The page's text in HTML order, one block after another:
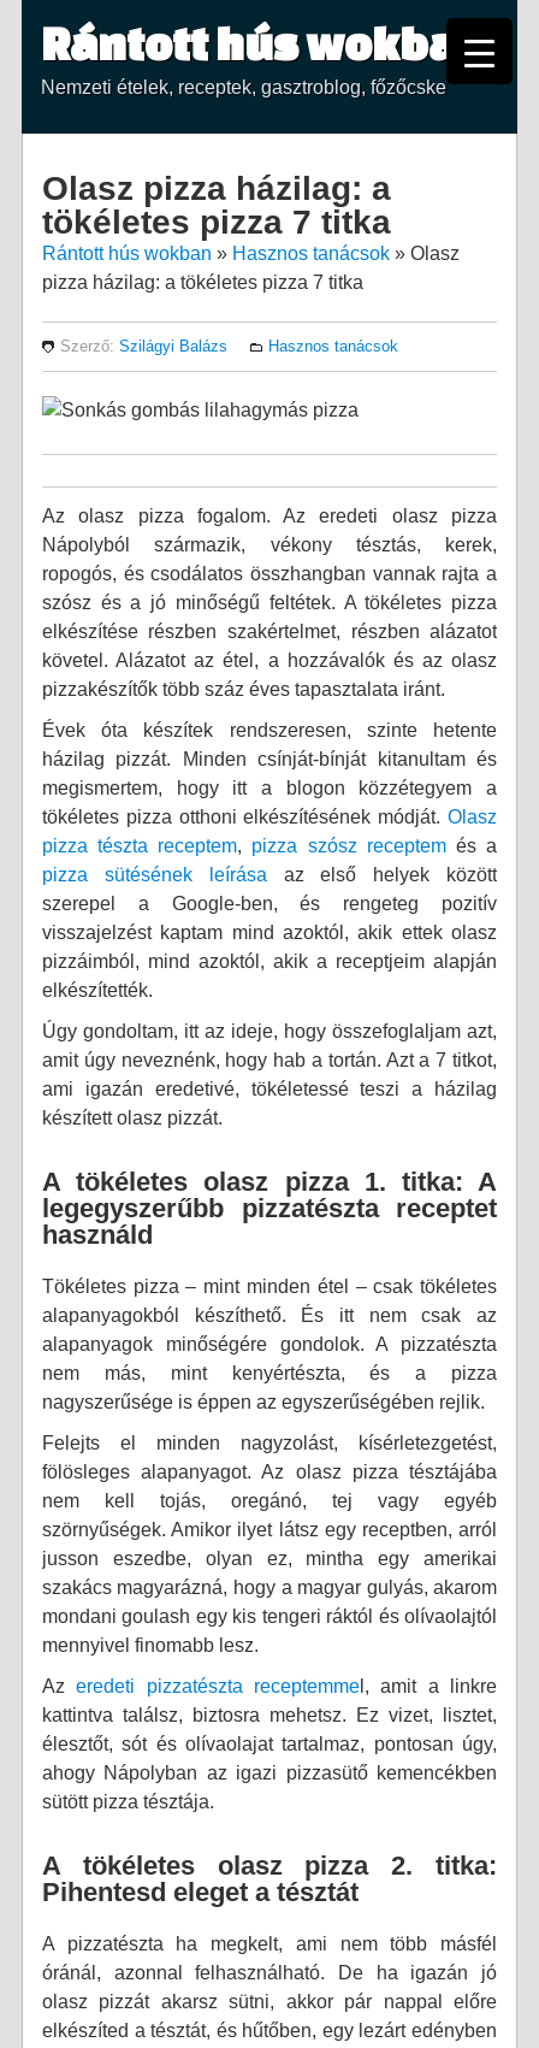
Rántott hús wokban
Nemzeti ételek, receptek, gasztroblog, főzőcske
Olasz pizza házilag: a
tökéletes pizza 7 titka
Rántott hús wokban » Hasznos tanácsok» Olasz
pizza házilag: a tökéletes pizza 7 titka
Szerző: Szilágyi Balázs Hasznos tanácsok
Az olasz pizza fogalom. Az eredeti olasz pizza
Nápolyból származik, vékony tésztás, kerek,
ropogós, és csodálatos összhangban vannak rajta a
szósz és a jó minőségű feltétek. A tökéletes pizza
elkészítése részben szakértelmet, részben alázatot
követel. Alázatot az étel, a hozzávalók és az olasz
pizzakészítők több száz éves tapasztalata iránt.
Évek óta készítek rendszeresen, szinte hetente
házilag pizzát. Minden csínját-bínját kitanultam és
megismertem, hogy itt a blogon közzétegyem a
tökéletes pizza otthoni elkészítésének módját.Olasz
pizza tészta receptem, pizza szósz receptemés a
pizza sütésének leírása az első helyek között
szerepel a Google-ben, és rengeteg pozitív
visszajelzést kaptam mind azoktól, akik ettek olasz
pizzáimból, mind azoktól, akik a receptjeim alapján
elkészítették.
Úgy gondoltam, itt az ideje, hogy összefoglaljam azt,
amit úgy neveznénk, hogy hab a tortán. Azt a 7 titkot,
ami igazán eredetivé, tökéletessé teszi a házilag
készített olasz pizzát.
A tökéletes olasz pizza 1. titka: A
legegyszerűbb pizzatészta receptet
használd
Tökéletes pizza – mint minden étel – csak tökéletes
alapanyagokból készíthető. És itt nem csak az
alapanyagok minőségére gondolok. A pizzatészta
nem más, mint kenyértészta, és a pizza
nagyszerűsége is éppen az egyszerűségében rejlik.
Felejts el minden nagyzolást, kísérletezgetést,
fölösleges alapanyagot. Az olasz pizza tésztájába
nem kell tojás, oregánó, tej vagy egyéb
szörnyűségek. Amikor ilyet látsz egy receptben, arról
jusson eszedbe, olyan ez, mintha egy amerikai
szakács magyarázná, hogy a magyar gulyás, akarom
mondani goulash egy kis tengeri ráktól és olívaolajtól
mennyivel finomabb lesz.
Azeredeti pizzatészta receptemme l, amit a linkre
kattintva találsz, biztosra mehetsz. Ez vizet, lisztet,
élesztőt, sót és olívaolajat tartalmaz, pontosan úgy,
ahogy Nápolyban az igazi pizzasütő kemencékben
sütött pizza tésztája.
A tökéletes olasz pizza 2. titka:
Pihentesd eleget a tésztát
A pizzatészta ha megkelt, ami nem több másfél
óránál, azonnal felhasználható. De ha igazán jó
olasz pizzát akarsz sütni, akkor pár nappal előre
elkészíted a tésztát, és hűtőben, egy lezárt edényben